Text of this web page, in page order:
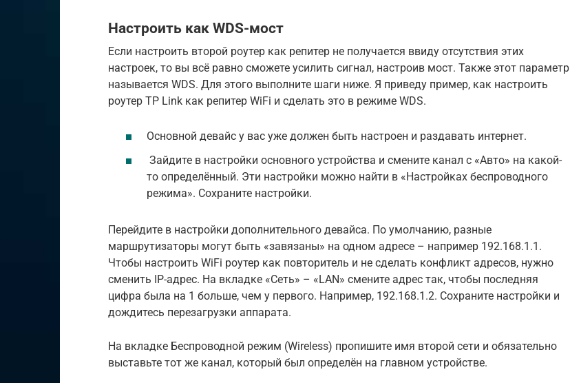
Настроить как WDS-мост
Если настроить второй роутер как репитер не получается ввиду отсутствия этих
настроек, то вы всё равно сможете усилить сигнал, настроив мост. Также этот параметр
называется WDS. Для этого выполните шаги ниже. Я приведу пример, как настроить
роутер TP Link как репитер WiFi и сделать это в режиме WDS.
Основной девайс у вас уже должен быть настроен и раздавать интернет.
Зайдите в настройки основного устройства и смените канал с «Авто» на какой-
то определённый. Эти настройки можно найти в «Настройках беспроводного
режима». Сохраните настройки.
Перейдите в настройки дополнительного девайса. По умолчанию, разные
маршрутизаторы могут быть «завязаны» на одном адресе – например 192.168.1.1.
Чтобы настроить WiFi роутер как повторитель и не сделать конфликт адресов, нужно
сменить IP-адрес. На вкладке «Сеть» – «LAN» смените адрес так, чтобы последняя
цифра была на 1 больше, чем у первого. Например, 192.168.1.2. Сохраните настройки и
дождитесь перезагрузки аппарата.
На вкладке Беспроводной режим (Wireless) пропишите имя второй сети и обязательно
выставьте тот же канал, который был определён на главном устройстве.